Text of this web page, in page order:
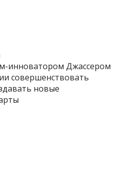
инноватором Джассером
совершенствовать
новые